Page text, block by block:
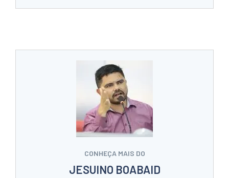
CONHEÇA MAIS DO
JESUINO BOABAID